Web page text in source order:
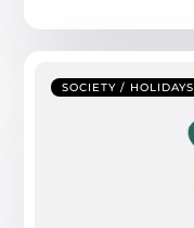
SOCIETY / HOLIDAYS